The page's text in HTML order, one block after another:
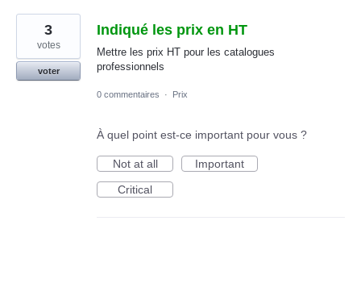
Indiqué les prix en HT
Mettre les prix HT pour les catalogues
professionnels
3
votes
voter
0 commentaires · Prix
À quel point est-ce important pour vous ?
Not at all
Important
Critical